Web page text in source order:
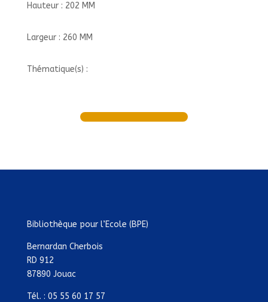
Hauteur : 202 MM
Largeur : 260 MM
Thématique(s) :
Bibliothèque pour l’Ecole (BPE)
Bernardan Cherbois
RD 912
87890 Jouac
Tél. : 05 55 60 17 57